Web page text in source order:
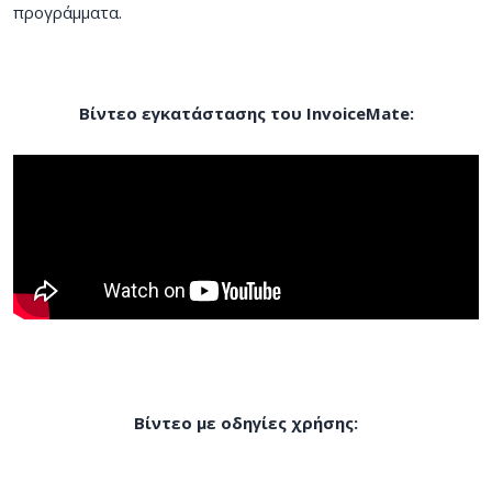
προγράμματα.
Βίντεο εγκατάστασης του InvoiceMate:
Βίντεο με οδηγίες χρήσης: